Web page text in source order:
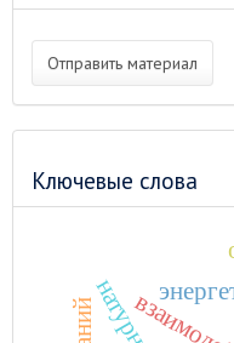
Отправить материал
Ключевые слова